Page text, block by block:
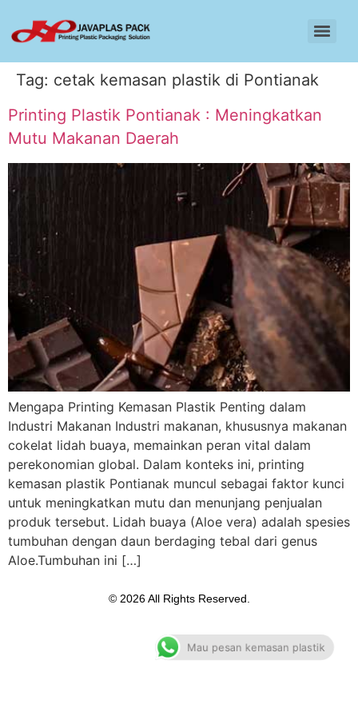
Tag: cetak kemasan plastik di Pontianak
Printing Plastik Pontianak : Meningkatkan
Mutu Makanan Daerah
Mengapa Printing Kemasan Plastik Penting dalam
Industri Makanan Industri makanan, khususnya makanan
cokelat lidah buaya, memainkan peran vital dalam
perekonomian global. Dalam konteks ini, printing
kemasan plastik Pontianak muncul sebagai faktor kunci
untuk meningkatkan mutu dan menunjang penjualan
produk tersebut. Lidah buaya (Aloe vera) adalah spesies
tumbuhan dengan daun berdaging tebal dari genus
Aloe.Tumbuhan ini […]
© 2026 All Rights Reserved.
Mau pesan kemasan plastik